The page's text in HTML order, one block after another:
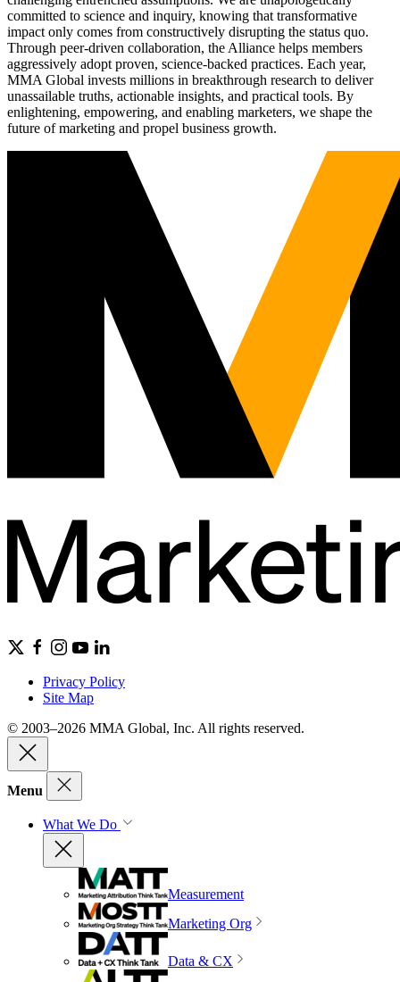
committed to science and inquiry, knowing that transformative
impact only comes from constructively disrupting the status quo.
Through peer-driven collaboration, the Alliance helps members
aggressively adopt proven, science-backed practices. Each year,
MMA Global invests millions in breakthrough research to deliver
unassailable truths, actionable insights, and practical tools. By
enlightening, empowering, and enabling marketers, we shape the
future of marketing and propel business growth.
Privacy Policy
Site Map
© 2003–2026 MMA Global, Inc. All rights reserved.
Menu
What We Do
Measurement
Marketing Org
Data & CX